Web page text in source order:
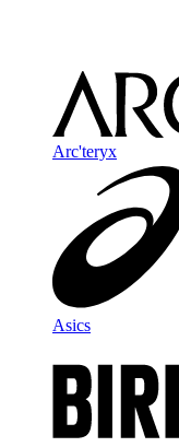
Arc'teryx
Asics